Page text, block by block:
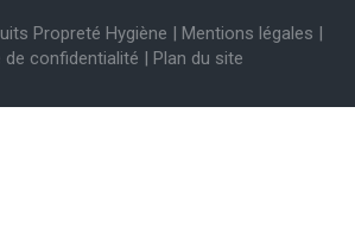
Propreté Hygiène | Mentions légales
de confidentialité
Plan du site